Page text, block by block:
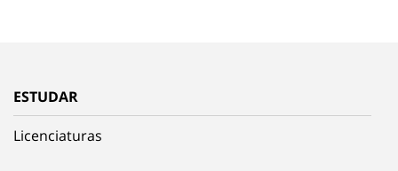
ESTUDAR
Licenciaturas